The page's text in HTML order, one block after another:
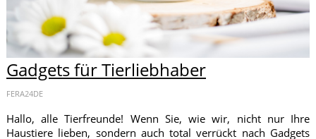
Gadgets für Tierliebhaber
FERA24DE
Hallo, alle Tierfreunde! Wenn Sie, wie wir, nicht nur Ihre
Haustiere lieben, sondern auch total verrückt nach Gadgets